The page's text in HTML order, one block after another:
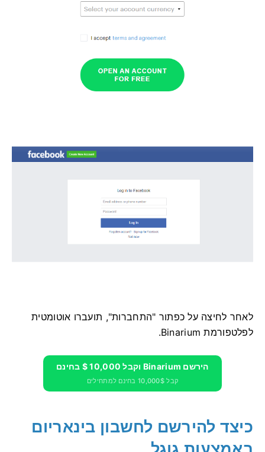
לאחר לחיצה על כפתור "התחברות", תועברו אוטומטית
לפלטפורמת Binarium.
הירשם Binarium וקבל 10,000 $ בחינם
קבל 10,000$ בחינם למתחילים
כיצד להירשם לחשבון בינאריום